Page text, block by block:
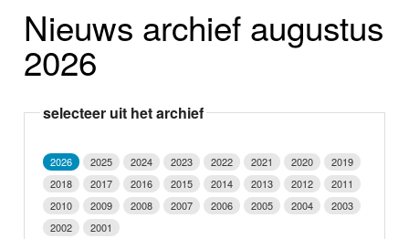
Home
Programma's
Nieuws
Foto's
Video
Nieuws archief augustus
2026
selecteer uit het archief
2026 2025 2024 2023 2022 2021 2020
2019
2018
2017 2016 2015 2014 2013 2012
2011
2010
2009 2008 2007 2006 2005 2004
2003
2002
2001